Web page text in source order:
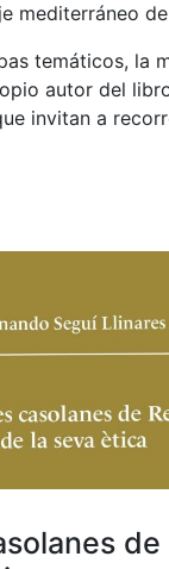
mediterráneo
temáticos, la
autor del
invitan a
de